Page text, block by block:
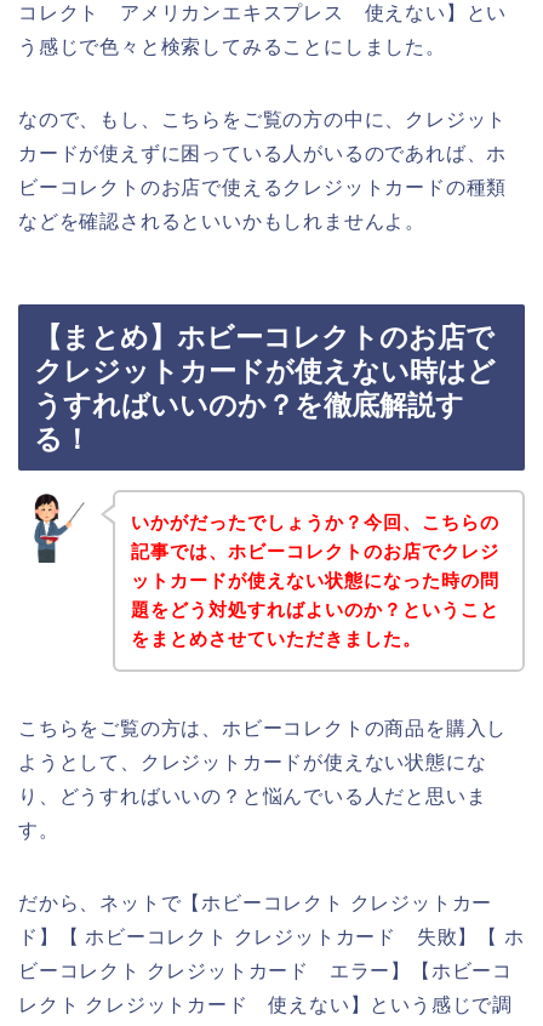
コレクト アメリカンエキスプレス 使えない】とい
う感じで色々と検索してみることにしました。
なので、もし、こちらをご覧の方の中に、クレジット
カードが使えずに困っている人がいるのであれば、ホ
ビーコレクトのお店で使えるクレジットカードの種類
などを確認されるといいかもしれませんよ。
【まとめ】ホビーコレクトのお店で
クレジットカードが使えない時はど
うすればいいのか？を徹底解説す
る！
いかがだったでしょうか？今回、こちらの
記事では、ホビーコレクトのお店でクレジ
ットカードが使えない状態になった時の問
題をどう対処すればよいのか？ということ
をまとめさせていただきました。
こちらをご覧の方は、ホビーコレクトの商品を購入し
ようとして、クレジットカードが使えない状態にな
り、どうすればいいの？と悩んでいる人だと思いま
す。
だから、ネットで【ホビーコレクト クレジットカー
ド】【 ホビーコレクト クレジットカード 失敗】【 ホ
ビーコレクト クレジットカード エラー】【ホビーコ
レクト クレジットカード 使えない】という感じで調